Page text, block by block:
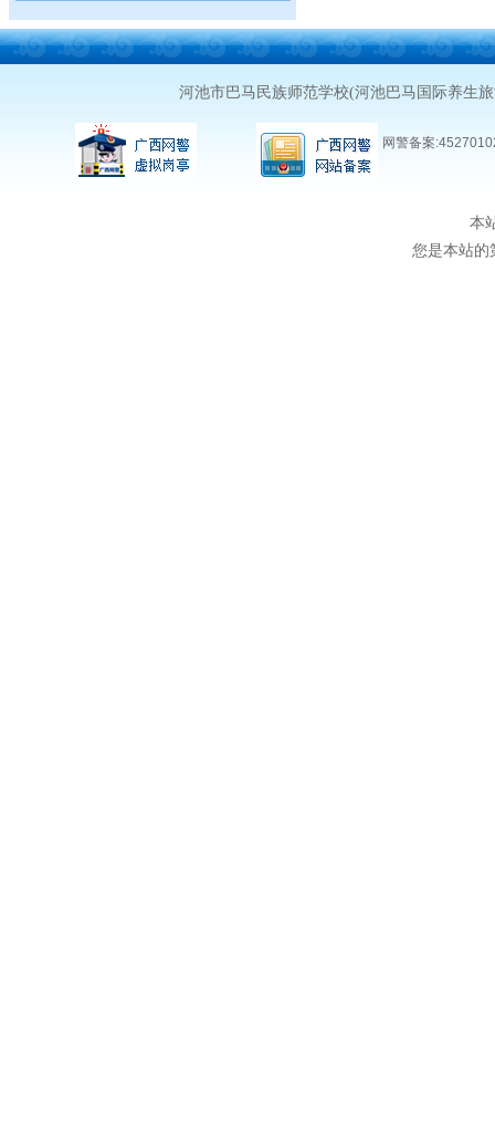
河池市巴马民族师范学校(河池巴马国际养生
网警备案
本
您是本站的